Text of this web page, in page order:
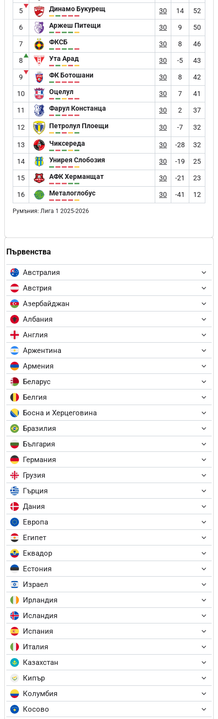
Първенства
Австралия
Австрия
Азербайджан
Албания
Англия
Аржентина
Армения
Беларус
Белгия
Босна и Херцеговина
Бразилия
България
Германия
Грузия
Гърция
Дания
Европа
Египет
Еквадор
Естония
Израел
Ирландия
Исландия
Испания
Италия
Казахстан
Кипър
Колумбия
Косово
5
▼ Динамо Букурещ 30 14 52
6 Аржеш Питещи 30 9 50
7 ФКСБ 30 8 46
8
▲ Ута Арад 30 -5 43
9
▼ ФК Ботошани 30 8 42
10 Оцелул 30 7 41
11 Фарул Констанца 30 2 37
12 Петролул Плоещи 30 -7 32
13 Чиксереда 30 -28 32
14 Унирея Слобозия 30 -19 25
15 АФК Херманщат 30 -21 23
16 Металоглобус 30 -41 12
Румъния: Лига 1 2025-2026